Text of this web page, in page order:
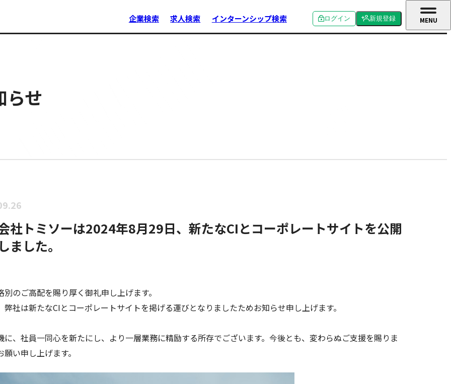
企業検索 求人検索 インターンシップ検索 ログイン 新規登録
らせ
社トミソーは2024年8月29日、新たなCIとコーポレートサイトを公開
ました。
別のご高配を賜り厚く御礼申し上げます。
弊社は新たなCIとコーポレートサイトを掲げる運びとなりましたためお知らせ申し上げます。
に、社員一同心を新たにし、より一層業務に精励する所存でございます。今後とも、変わらぬご支援を賜りま
い申し上げます。
MENU